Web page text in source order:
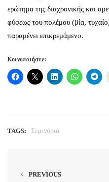
ερώτημα της διαχρονικής και
φύσεως του πολέμου (βία,
παραμένει επικρεμάμενο.
Κοινοποιήστε:
TAGS: Σεμινάρια
PREVIOUS